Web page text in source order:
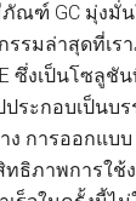
ภัณฑ์ GC มุ่งมั่
รมล่าสุดที่เ
ซึ่งเป็นโซลู
ระกอบเป็นบ
การออกแบ
ธิภาพการใช้